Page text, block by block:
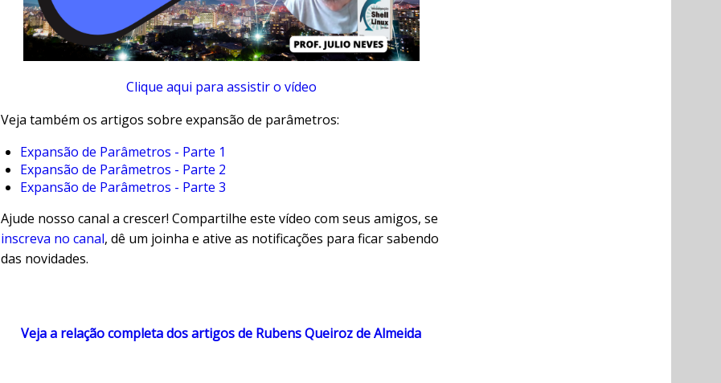
Clique aqui para assistir o vídeo
Veja também os artigos sobre expansão de parâmetros:
Expansão de Parâmetros - Parte 1
Expansão de Parâmetros - Parte 2
Expansão de Parâmetros - Parte 3
Ajude nosso canal a crescer! Compartilhe este vídeo com seus amigos, se
inscreva no canal, dê um joinha e ative as notificações para ficar sabendo
das novidades.
Veja a relação completa dos artigos de Rubens Queiroz de Almeida